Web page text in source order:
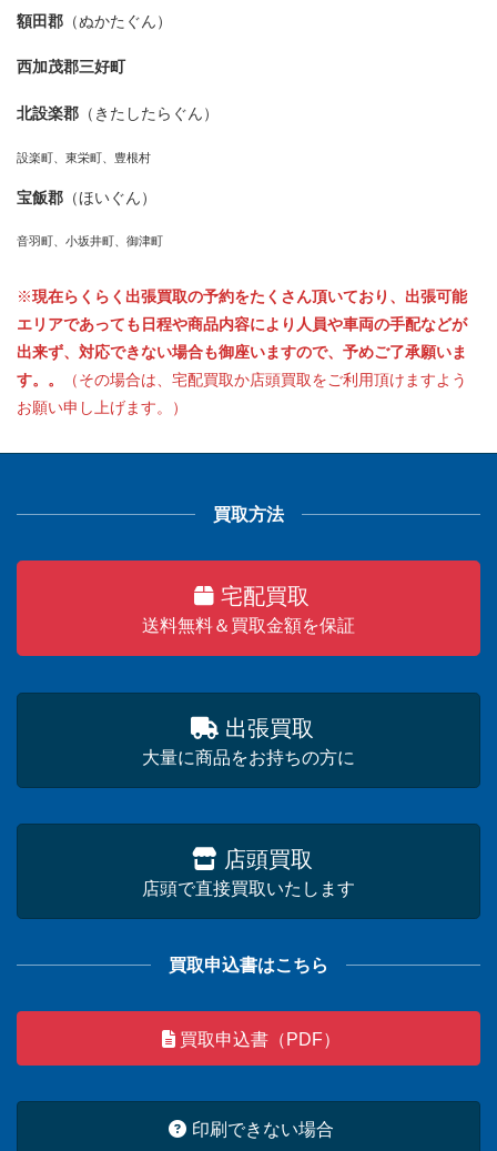
額田郡 （ぬかたぐん）
西加茂郡三好町
北設楽郡 （きたしたらぐん）
設楽町、東栄町、豊根村
宝飯郡 （ほいぐん）
音羽町、小坂井町、御津町
※現在らくらく出張買取の予約をたくさん頂いており、出張可能
エリアであっても日程や商品内容により人員や車両の手配などが
出来ず、対応できない場合も御座いますので、予めご了承願いま
す。。
（その場合は、宅配買取か店頭買取をご利用頂けますよう
お願い申し上げます。）
買取方法
宅配買取
送料無料＆買取金額を保証
出張買取
大量に商品をお持ちの方に
店頭買取
店頭で直接買取いたします
買取申込書はこちら
買取申込書（PDF）
印刷できない場合